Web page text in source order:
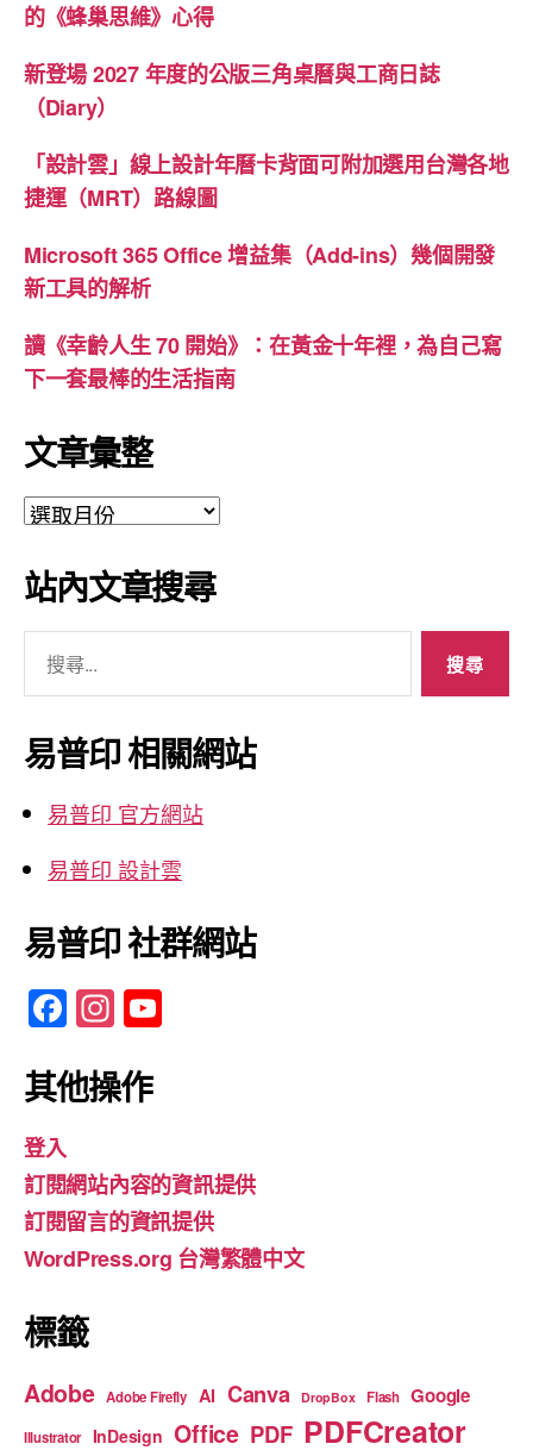
的《蜂巢思維》心得
新登場 2027 年度的公版三角桌曆與工商日誌
（Diary）
「設計雲」線上設計年曆卡背面可附加選用台灣各地
捷運（MRT）路線圖
Microsoft 365 Office 增益集（Add-ins）幾個開發
新工具的解析
讀《幸齡人生 70 開始》：在黃金十年裡，為自己寫
下一套最棒的生活指南
文章彙整
文
彙
整
站內文章搜尋
關
鍵
字:
易普印 相關網站
易普印 官方網站
易普印 設計雲
易普印 社群網站
F
c
b
o
o
k
In
a
a
m
u
b
e
其他操作
登入
訂閱網站內容的資訊提供
訂閱留言的資訊提供
WordPress.org 台灣繁體中文
標籤
Adobe Adobe Firefly AI Canva DropBox Flash Google
Illustrator InDesign Office PDF PDFCreator